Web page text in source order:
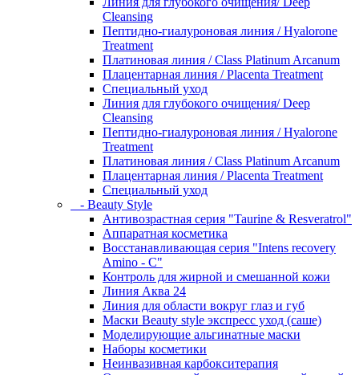
Cleansing
Пептидно-гиалуроновая линия / Hyalorone
Treatment
Платиновая линия / Class Platinum Arcanum
Плацентарная линия / Placenta Treatment
Специальный уход
Линия для глубокого очищения/ Deep
Cleansing
Пептидно-гиалуроновая линия / Hyalorone
Treatment
Платиновая линия / Class Platinum Arcanum
Плацентарная линия / Placenta Treatment
Специальный уход
- Beauty Style
Антивозрастная серия "Taurine & Resveratrol"
Аппаратная косметика
Восстанавливающая серия "Intens recovery
Amino - C"
Контроль для жирной и смешанной кожи
Линия Аква 24
Линия для области вокруг глаз и губ
Маски Beauty style экспресс уход (саше)
Моделирующие альгинатные маски
Наборы косметики
Неинвазивная карбокситерапия